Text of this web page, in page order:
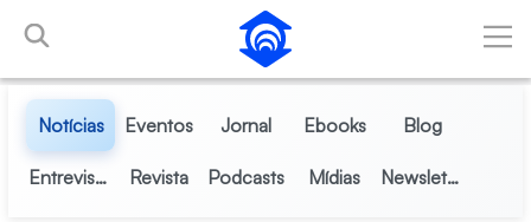
Pular para o Conteúdo principal
Notícias Eventos Jornal Ebooks Blog
Entrevistas Revista Podcasts Mídias Newsletter